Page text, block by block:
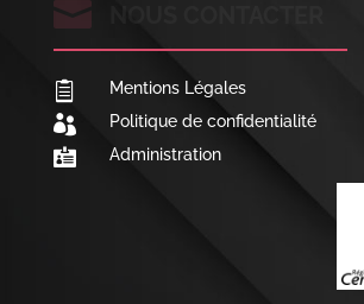

 Mentions Légales
 Politique de confidentialité
 Administration